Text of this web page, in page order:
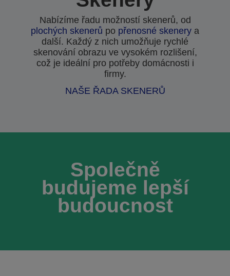
Nabízíme řadu možností skenerů, od
plochých skenerů po přenosné skenery a
další. Každý z nich umožňuje rychlé
skenování obrazu ve vysokém rozlišení,
což je ideální pro potřeby domácnosti i
firmy.
NAŠE ŘADA SKENERŮ
Společně
budujeme lepší
budoucnost